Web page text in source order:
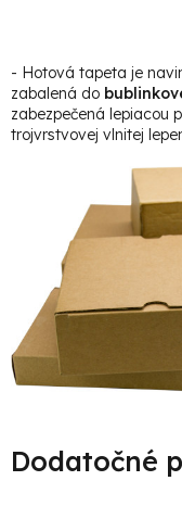
- Hotová tapeta je
zabalená do
zabezpečená lepiacou
trojvrstvovej vlnitej
Dodatočné